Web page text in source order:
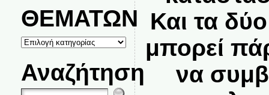
ΘΕΜΑΤΩΝ
ΚΑΤΗΓΟΡΙΕΣ
ΘΕΜΑΤΩΝ
Αναζήτηση
Και τα
μπορεί
να